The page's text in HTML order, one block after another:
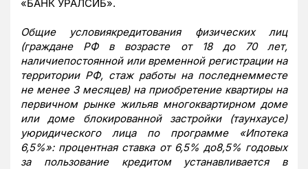
«БАНК УРАЛСИБ».
Общие условиякредитования физических лиц
(граждане РФ в возрасте от 18 до 70 лет,
наличиепостоянной или временной регистрации на
территории РФ, стаж работы на последнемместе
не менее 3 месяцев) на приобретение квартиры на
первичном рынке жильяв многоквартирном доме
или доме блокированной застройки (таунхаусе)
уюридического лица по программе «Ипотека
6,5%»: процентная ставка от 6,5% до8,5% годовых
за пользование кредитом устанавливается в